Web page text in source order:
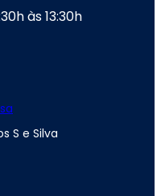
às 13:30h
S e Silva